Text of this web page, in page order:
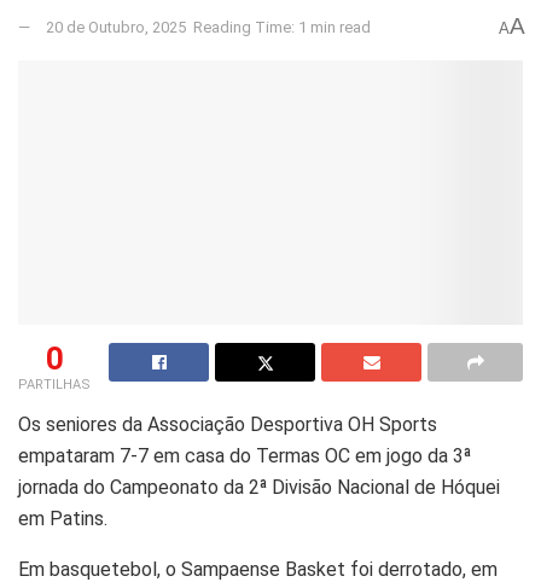
20 de Outubro, 2025 Reading Time: 1 min read AA
0
PARTILHAS
Os seniores da Associação Desportiva OH Sports
empataram 7-7 em casa do Termas OC em jogo da 3ª
jornada do Campeonato da 2ª Divisão Nacional de Hóquei
em Patins.
Em basquetebol, o Sampaense Basket foi derrotado, em